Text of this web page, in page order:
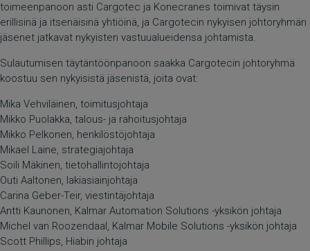
toimeenpanoon asti Cargotec ja Konecranes toimivat täysin
erillisinä ja itsenäisinä yhtiöinä, ja Cargotecin nykyisen johtoryhmän
jäsenet jatkavat nykyisten vastuualueidensa johtamista.
Sulautumisen täytäntöönpanoon saakka Cargotecin johtoryhmä
koostuu sen nykyisistä jäsenistä, joita ovat:
Mika Vehviläinen, toimitusjohtaja
Mikko Puolakka, talous- ja rahoitusjohtaja
Mikko Pelkonen, henkilöstöjohtaja
Mikael Laine, strategiajohtaja
Soili Mäkinen, tietohallintojohtaja
Outi Aaltonen, lakiasiainjohtaja
Carina Geber-Teir, viestintäjohtaja
Antti Kaunonen, Kalmar Automation Solutions -yksikön johtaja
Michel van Roozendaal, Kalmar Mobile Solutions -yksikön johtaja
Scott Phillips, Hiabin johtaja